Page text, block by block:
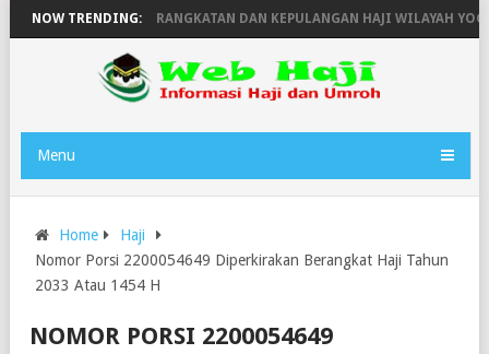
NOW TRENDING:
JADWAL KEBERANGKATAN DAN KEPULANGAN HAJI WILAYAH
Menu
Home
Haji
Nomor Porsi 2200054649 Diperkirakan Berangkat Haji Tahun
2033 Atau 1454 H
NOMOR PORSI 2200054649